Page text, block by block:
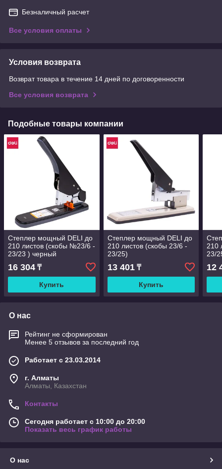
Безналичный расчет
Все условия оплаты
Условия возврата
Возврат товара в течение 14 дней по договоренности
Все условия возврата
Подобные товары компании
Степлер мощный DELI до
210 листов (скобы №23/6 -
23/23 ) черный
16 304 ₸
Купить
Степлер мощный DELI до
210 листов (скобы 23/6 -
23/25)
13 401₸
Купить
210
23/
12
О нас
Рейтинг не сформирован
Менее 5 отзывов за последний год
Работает с 23.03.2014
г. Алматы
Алматы, Казахстан
Контакты
Сегодня работает с 10:00 до 20:00
Показать весь график работы
О нас